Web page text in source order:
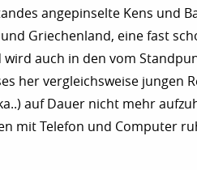
angepinselte Kens und
Griechenland, eine fast
auch in den vom
her vergleichsweise jungen
auf Dauer nicht mehr
mit Telefon und Computer